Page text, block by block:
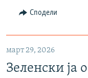
Сподели
март 29, 2026
Зеленски ја